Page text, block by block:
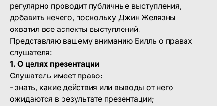
регулярно проводит публичные выступления,
добавить нечего, поскольку Джин Желязны
охватил все аспекты выступлений.
Представляю вашему вниманию Билль о правах
слушателя:
1. О целях презентации
Слушатель имеет право:
- знать, какие действия или выводы от него
ожидаются в результате презентации;